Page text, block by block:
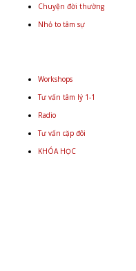
Chuyện đời thường
Nhỏ to tâm sự
Workshops
Tư vấn tâm lý 1-1
Radio
Tư vấn cặp đôi
KHÓA HỌC